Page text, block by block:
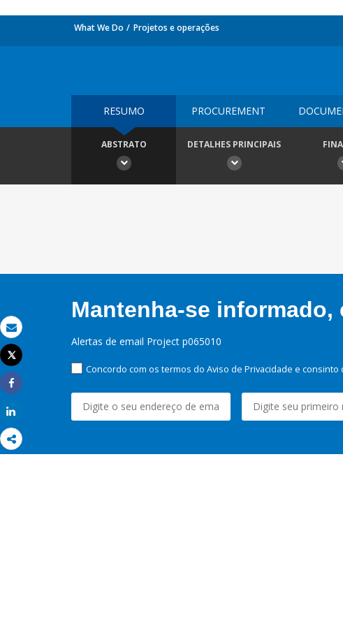
Email
Imprimir
Tweet
Share
What We Do Projetos e operações
RESUMO PROCUREMENT
ABSTRATO DETALHES PRINCIPAIS
Mantenha-se informado,
Alertas de email Project p065010
Concordo com os termos do Aviso de Privacidade e